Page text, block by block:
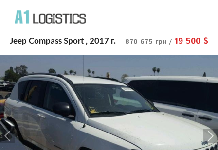
Jeep Compass Sport , 2017 г. 870 675 грн / 19 500 $